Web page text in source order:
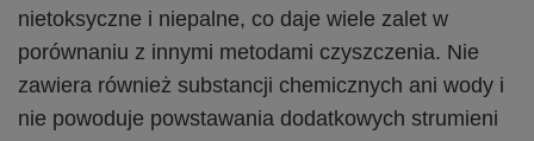
nietoksyczne i niepalne, co daje wiele zalet w
porównaniu z innymi metodami czyszczenia. Nie
zawiera również substancji chemicznych ani wody i
nie powoduje powstawania dodatkowych strumieni